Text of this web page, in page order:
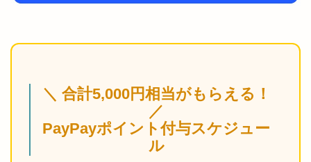
＼ 合計5,000円相当がもらえる！
／
PayPayポイント付与スケジュー
ル